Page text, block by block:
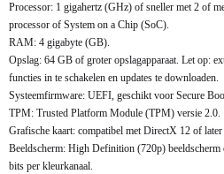
Processor: 1 gigahertz (GHz) of sneller met 2 of
processor of System on a Chip (SoC).
RAM: 4 gigabyte (GB).
Opslag: 64 GB of groter opslagapparaat. Let op:
functies in te schakelen en updates te downloaden.
Systeemfirmware: UEFI, geschikt voor Secure
TPM: Trusted Platform Module (TPM) versie 2.0.
Grafische kaart: compatibel met DirectX 12 of
Beeldscherm: High Definition (720p) beeldscherm
bits per kleurkanaal.